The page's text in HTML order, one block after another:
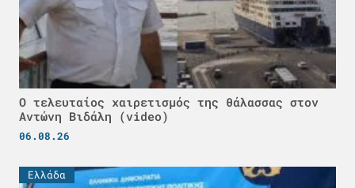
Ο τελευταίος χαιρετισμός της θάλασσας στον
Αντώνη Βιδάλη (video)
06.08.26
Ελλάδα